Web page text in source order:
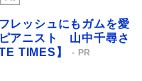
レッシュにもガムを愛
アニスト 山中千尋さ
TIMES】
PR